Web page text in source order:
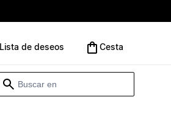
Lista de deseos Cesta